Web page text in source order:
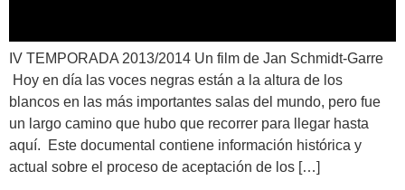
IV TEMPORADA 2013/2014 Un film de Jan Schmidt-Garre
Hoy en día las voces negras están a la altura de los
blancos en las más importantes salas del mundo, pero fue
un largo camino que hubo que recorrer para llegar hasta
aquí. Este documental contiene información histórica y
actual sobre el proceso de aceptación de los […]